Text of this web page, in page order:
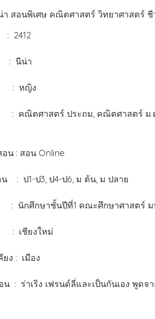
า สอนพิเศษ คณิตศาสตร์ วิทยาศาสตร์ ชี
2412
นีน่า
หญิง
ณิตศาสตร์ ประถม, คณิตศาสตร์ ม.ต้น,
น : สอน Online
: ป1-ป3, ป4-ป6, ม ต้น, ม ปลาย
: นักศึกษาชั้นปีที่1 คณะศึกษาศาสตร์ ม
: เชียงใหม่
ง : เมือง
น : ร่าเริง เฟรนด์ลี่และเป็นกันเอง พูด